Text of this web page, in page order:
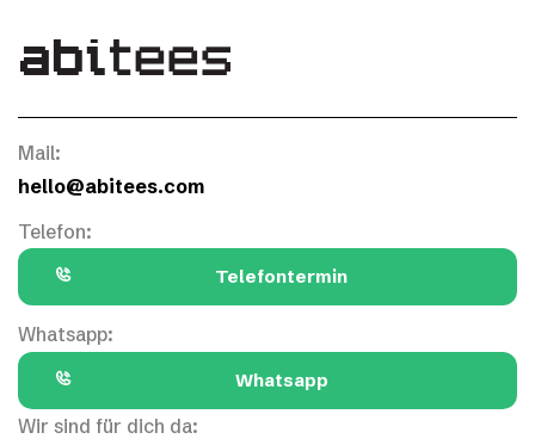
Mail:
hello@abitees.com
Telefon:
Telefontermin
Whatsapp:
Whatsapp
Wir sind für dich da: